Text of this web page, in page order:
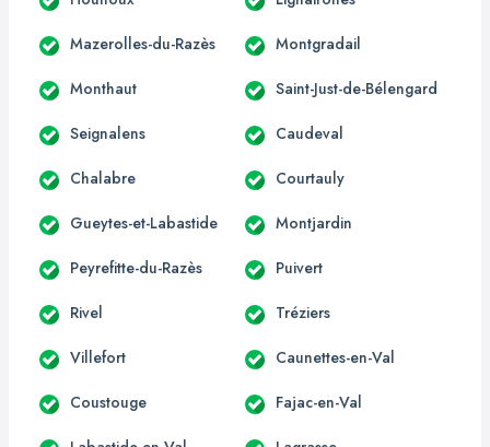
Mazerolles-du-Razès Montgradail
Monthaut Saint-Just-de-Bélengard
Seignalens Caudeval
Chalabre Courtauly
Gueytes-et-Labastide Montjardin
Peyrefitte-du-Razès Puivert
Rivel Tréziers
Villefort Caunettes-en-Val
Coustouge Fajac-en-Val